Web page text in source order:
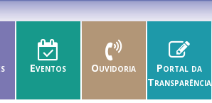
Eventos Ouvidoria
Portal da
Transparência